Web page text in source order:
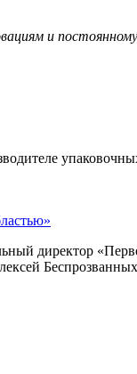
и
директор